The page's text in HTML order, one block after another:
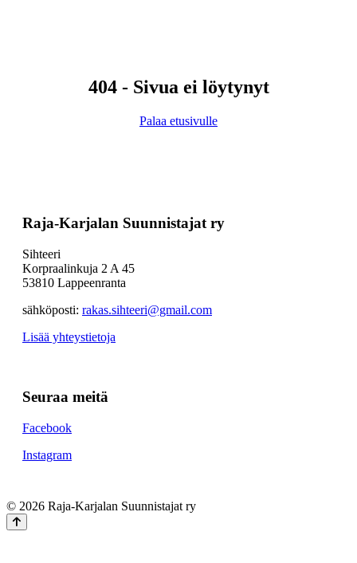
404 - Sivua ei löytynyt
Palaa etusivulle
Raja-Karjalan Suunnistajat ry
Sihteeri
Korpraalinkuja 2 A 45
53810 Lappeenranta
sähköposti: rakas.sihteeri@gmail.com
Lisää yhteystietoja
Seuraa meitä
Facebook
Instagram
© 2026 Raja-Karjalan Suunnistajat ry